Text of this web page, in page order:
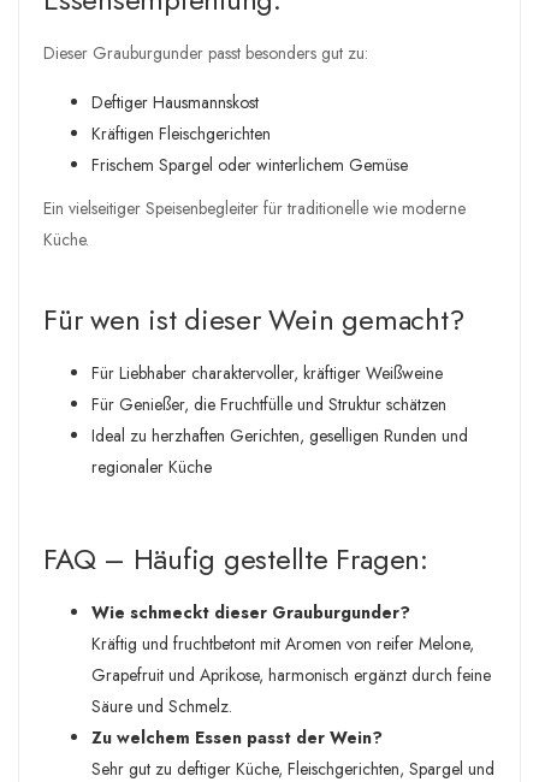
Dieser Grauburgunder passt besonders gut zu:
Deftiger Hausmannskost
Kräftigen Fleischgerichten
Frischem Spargel oder winterlichem Gemüse
Ein vielseitiger Speisenbegleiter für traditionelle wie moderne
Küche.
Für wen ist dieser Wein gemacht?
Für Liebhaber charaktervoller, kräftiger Weißweine
Für Genießer, die Fruchtfülle und Struktur schätzen
Ideal zu herzhaften Gerichten, geselligen Runden und
regionaler Küche
FAQ – Häufig gestellte Fragen:
Wie schmeckt dieser Grauburgunder?
Kräftig und fruchtbetont mit Aromen von reifer Melone,
Grapefruit und Aprikose, harmonisch ergänzt durch feine
Säure und Schmelz.
Zu welchem Essen passt der Wein?
Sehr gut zu deftiger Küche, Fleischgerichten, Spargel und